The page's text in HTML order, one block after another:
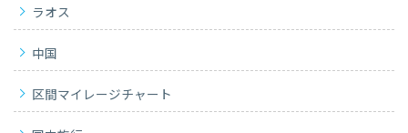
ラオス
中国
区間マイレージチャート